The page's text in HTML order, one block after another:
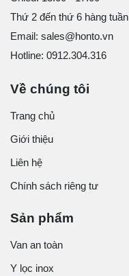
Thứ 2 đến thứ 6 hàng tuần
Email: sales@honto.vn
Hotline: 0912.304.316
Về chúng tôi
Trang chủ
Giới thiệu
Liên hệ
Chính sách riêng tư
Sản phẩm
Van an toàn
Y lọc inox